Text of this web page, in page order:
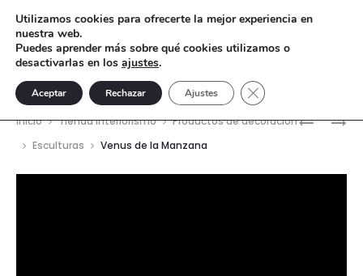
VENUS
CÉSAR
Inicio Tienda interiorismo
Productos de decoración
Esculturas
Venus de la Manzana
Utilizamos cookies para ofrecerte la mejor experiencia en
nuestra web.
Puedes aprender más sobre qué cookies utilizamos o
desactivarlas en los ajustes.
Aceptar Rechazar Ajustes Cerrar el banner de